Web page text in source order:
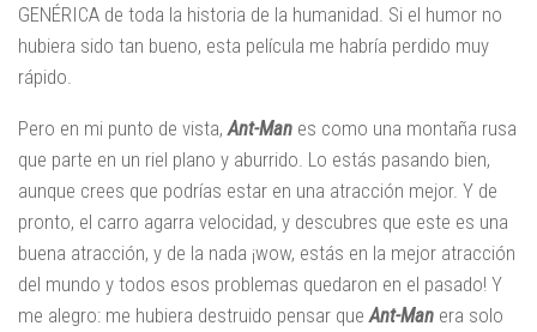
GENÉRICA de toda la historia de la humanidad. Si el humor no
hubiera sido tan bueno, esta película me habría perdido muy
rápido.
Pero en mi punto de vista, Ant-Man es como una montaña rusa
que parte en un riel plano y aburrido. Lo estás pasando bien,
aunque crees que podrías estar en una atracción mejor. Y de
pronto, el carro agarra velocidad, y descubres que este es una
buena atracción, y de la nada ¡wow, estás en la mejor atracción
del mundo y todos esos problemas quedaron en el pasado! Y
me alegro: me hubiera destruido pensar que Ant-Man era solo